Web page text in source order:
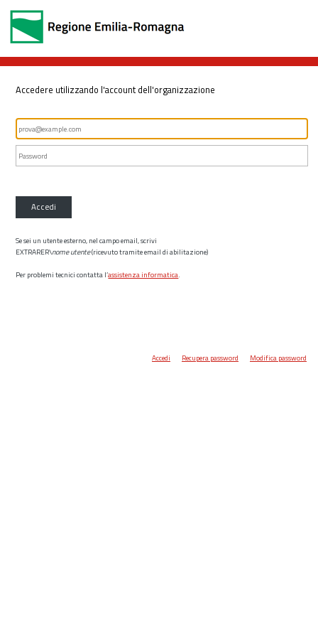
Accedere utilizzando l'account dell'organizzazione
Accedi
Se sei un utente esterno, nel campo email, scrivi
EXTRARER\nome utente(ricevuto tramite email di abilitazione)
Per problemi tecnici contatta l’assistenza informatica.
Accedi Recupera password Modifica password